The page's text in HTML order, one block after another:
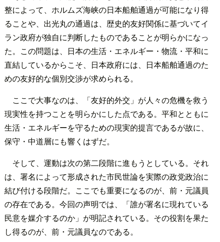
整によって、ホルムズ海峡の日本船舶通過が可能になり得
ることや、出光丸の通過は、歴史的友好関係に基づいてイ
ラン政府が独自に判断したものであることが明らかになっ
た。この問題は、日本の生活・エネルギー・物流・平和に
直結しているからこそ、日本政府には、日本船舶通過のた
めの友好的な個別交渉が求められる。
ここで大事なのは、「友好的外交」が人々の危機を救う
現実性を持つことを明らかにした点である。平和とともに
生活・エネルギーを守るための現実的提言であるが故に、
保守・中道層にも響くはずだ。
そして、運動は次の第二段階に進もうとしている。それ
は、署名によって形成された市民世論を実際の政党政治に
結び付ける段階だ。ここでも重要になるのが、前・元議員
の存在である。今回の声明では、「誰が署名に現れている
民意を媒介するのか」が明記されている。その役割を果た
し得るのが、前・元議員なのである。